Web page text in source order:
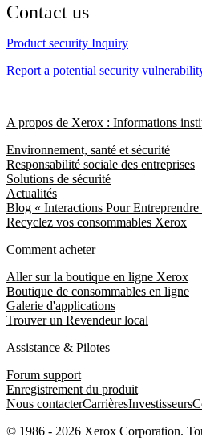
Contact us
Product security Inquiry
Report a potential security
A propos de Xerox : Informations
Environnement, santé et sécurité
Responsabilité sociale des entreprises
Solutions de sécurité
Actualités
Blog « Interactions Pour Entreprendre
Recyclez vos consommables Xerox
Comment acheter
Aller sur la boutique en ligne Xerox
Boutique de consommables en ligne
Galerie d'applications
Trouver un Revendeur local
Assistance & Pilotes
Forum support
Enregistrement du produit
Nous contacterCarrièresInvestisseurs
© 1986 - 2026 Xerox Corporation.